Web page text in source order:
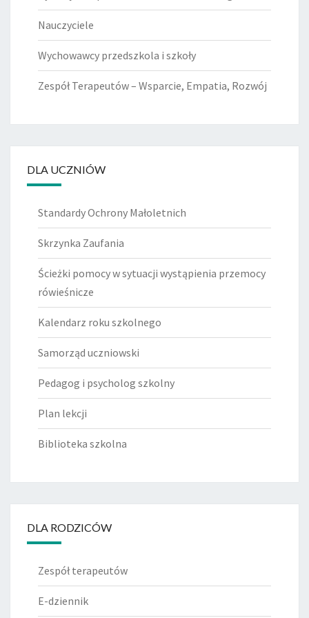
Nauczyciele
Wychowawcy przedszkola i szkoły
Zespół Terapeutów – Wsparcie, Empatia, Rozwój
DLA UCZNIÓW
Standardy Ochrony Małoletnich
Skrzynka Zaufania
Ścieżki pomocy w sytuacji wystąpienia przemocy
rówieśnicze
Kalendarz roku szkolnego
Samorząd uczniowski
Pedagog i psycholog szkolny
Plan lekcji
Biblioteka szkolna
DLA RODZICÓW
Zespół terapeutów
E-dziennik